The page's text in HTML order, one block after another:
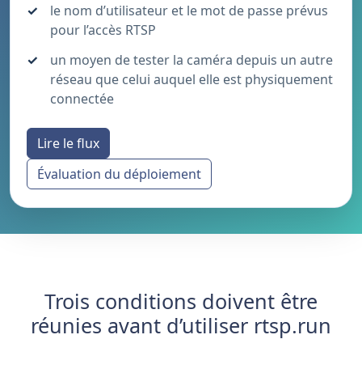
le nom d’utilisateur et le mot de passe prévus
pour l’accès RTSP
un moyen de tester la caméra depuis un autre
réseau que celui auquel elle est physiquement
connectée
Lire le flux
Évaluation du déploiement
Trois conditions doivent être
réunies avant d’utiliser rtsp.run